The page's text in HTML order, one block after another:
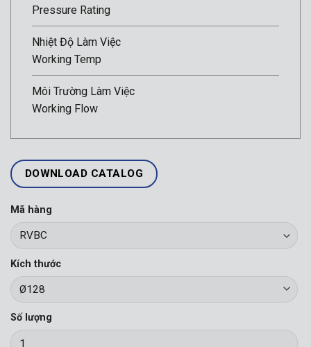
Pressure Rating
Nhiệt Độ Làm Việc
Working Temp
Môi Trường Làm Việc
Working Flow
DOWNLOAD CATALOG
Mã hàng
Kích thước
Số lượng